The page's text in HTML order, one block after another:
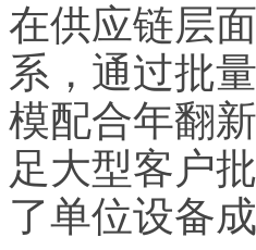
在供应链层
系，通过批
模配合年翻
足大型客户
了单位设备